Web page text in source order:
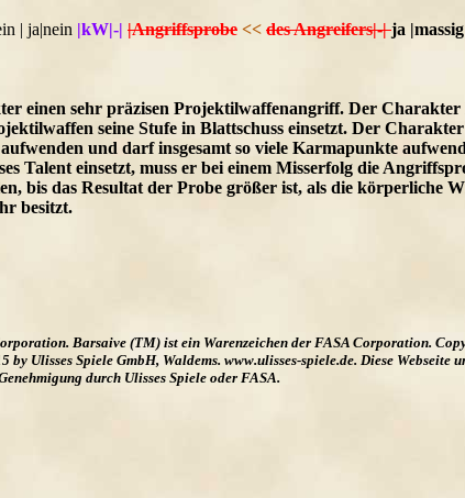
| ja|nein |kW|-| |Angriffsprobe << des Angreifers|-|ja
einen sehr präzisen Projektilwaffenangriff. Der Charakter
seine Stufe in Blattschuss einsetzt. Der Charakter
und darf insgesamt so viele Karmapunkte
Talent einsetzt, muss er bei einem Misserfolg die
bis das Resultat der Probe größer ist, als die körperliche
besitzt.
Barsaive (TM) ist ein Warenzeichen der FASA Corporation.
Ulisses Spiele GmbH, Waldems. www.ulisses-spiele.de. Diese Webseite
durch Ulisses Spiele oder FASA.